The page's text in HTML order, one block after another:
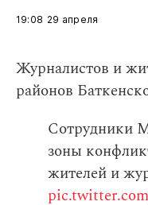
19:08 29 апреля
Журналистов и
районов
Сотрудники
зоны
жителей и